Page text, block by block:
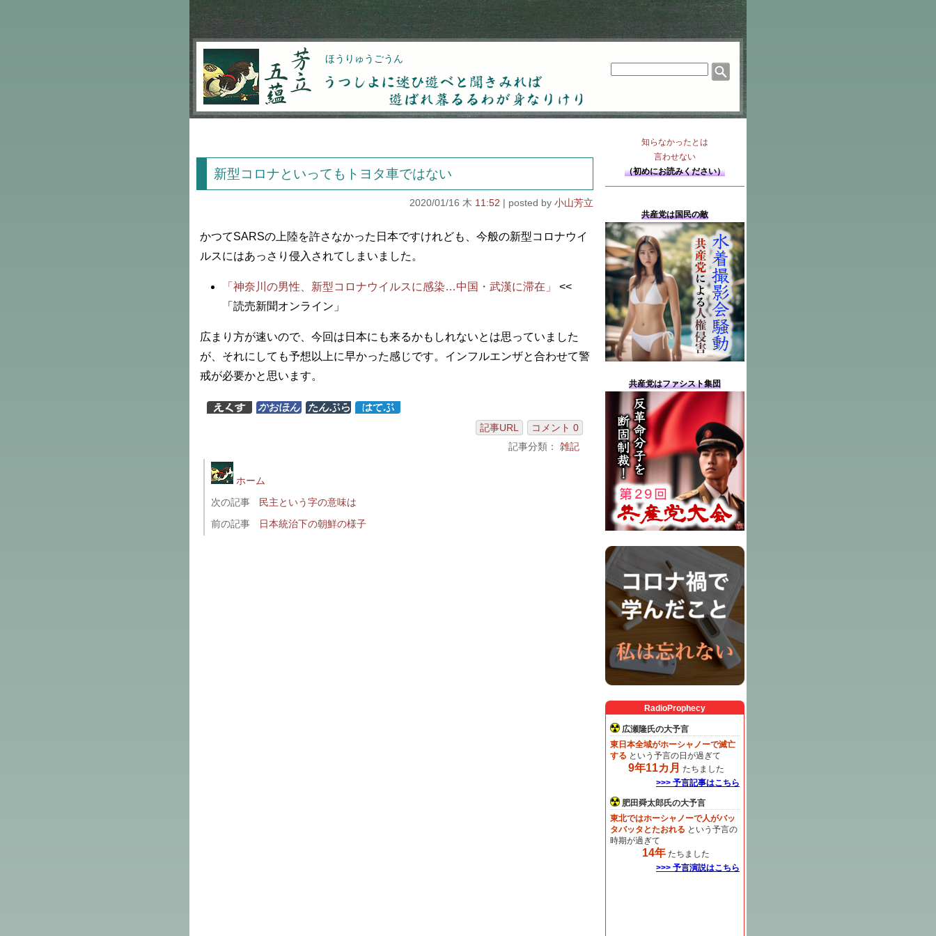
芳立五蘊 ほうりゅうごうん
うつしよに迷ひ遊べと聞きみれば遊ばれ暮るるわが
新型コロナといってもトヨタ車ではない
2020/01/16 木 11:52 小山芳立
かつてSARSの上陸を許さなかった日本ですけれども、今般の新型コロナウイ
ルスにはあっさり侵入されてしまいました。
「神奈川の男性、新型コロナウイルスに感染…中国・武漢に滞在」
<<
「読売新聞オンライン」
広まり方が速いので、今回は日本にも来るかもしれないとは思っていました
が、それにしても予想以上に早かった感じです。インフルエンザと合わせて警
戒が必要かと思います。
記事URL
コメント 0
記事分類： 雑記
ホーム
次の記事
民主という字の意味は
前の記事
日本統治下の朝鮮の様子
知らなかったとは
言わせない
（初めにお読みください）
共産党は国民の敵
共産党はファシスト集団